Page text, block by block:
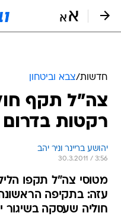
חדשות/צבא וביטחון
צה"ל תקף
רקטות
יהושע בריינר וניר יהב
30.3.2011 / 3:56
מטוסי צה"ל תקפו
עזה: בתקיפה
חוליה שעסקה בשיגור